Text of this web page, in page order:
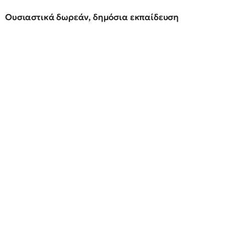
Ουσιαστικά δωρεάν, δημόσια εκπαίδευση